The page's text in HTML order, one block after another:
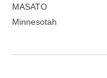
MASATO
Minnesotah